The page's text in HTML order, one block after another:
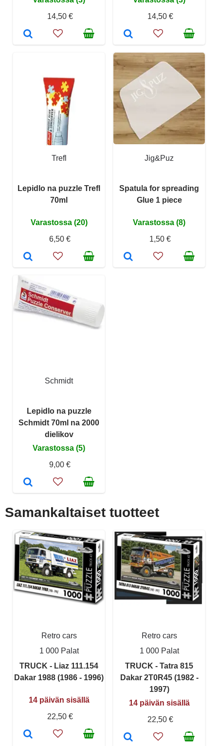
14,50 €
14,50 €
Trefl
Lepidlo na puzzle Trefl
70ml
Varastossa (20)
6,50 €
Jig&Puz
Spatula for spreading
Glue 1 piece
Varastossa (8)
1,50 €
Schmidt
Lepidlo na puzzle
Schmidt 70ml na 2000
dielikov
Varastossa (5)
9,00 €
Samankaltaiset tuotteet
Retro cars
1 000 Palat
TRUCK - Liaz 111.154
Dakar 1988 (1986 - 1996)
14 päivän sisällä
22,50 €
Retro cars
1 000 Palat
TRUCK - Tatra 815
Dakar 2T0R45 (1982 -
1997)
14 päivän sisällä
22,50 €